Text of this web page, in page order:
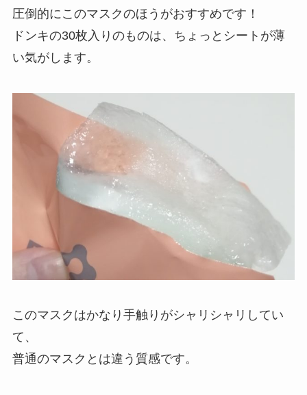
圧倒的にこのマスクのほうがおすすめです！
ドンキの30枚入りのものは、ちょっとシートが薄
い気がします。
このマスクはかなり手触りがシャリシャリしてい
て、
普通のマスクとは違う質感です。